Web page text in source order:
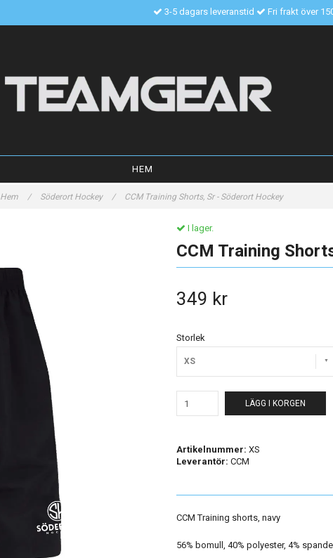
3-5 dagars leveranstid Fri frakt över
HEM
Hem / Söderort Hockey / CCM Training Shorts, Sr - Söderort Hockey
I lager.
CCM Training
349 kr
Storlek
XS
LÄGG I KORGEN
Artikelnummer: XS
Leverantör: CCM
CCM Training shorts, navy
56% bomull, 40% polyester, 4%